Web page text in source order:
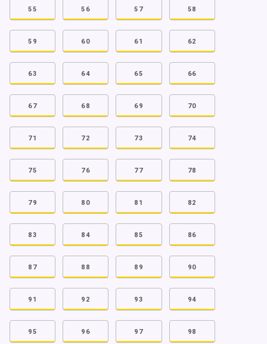
55 56 57 58
59 60 61 62
63 64 65 66
67 68 69 70
71 72 73 74
75 76 77 78
79 80 81 82
83 84 85 86
87 88 89 90
91 92 93 94
95 96 97 98